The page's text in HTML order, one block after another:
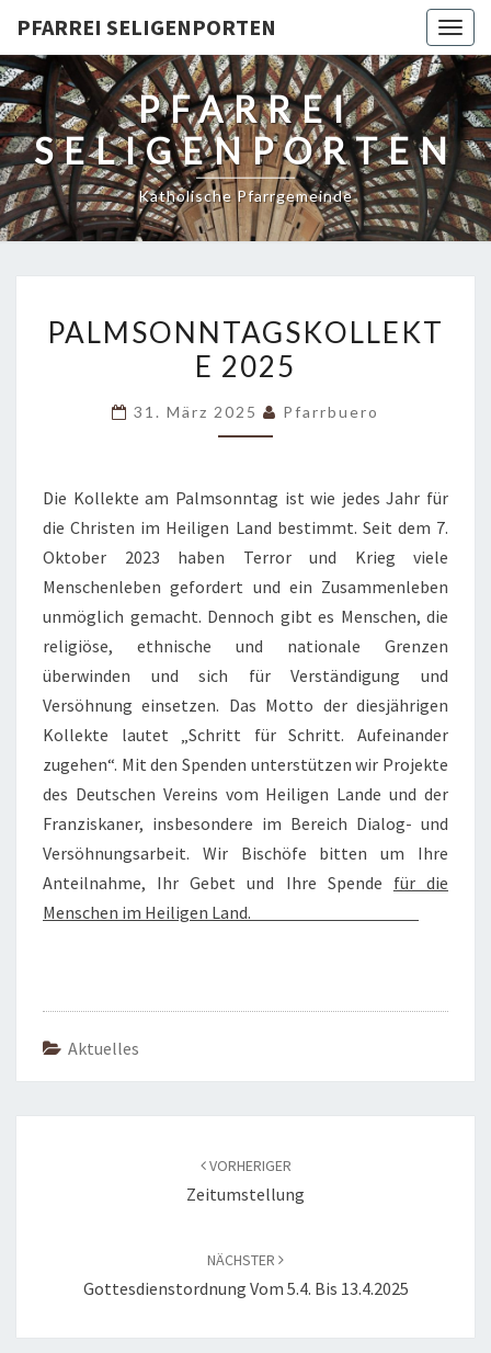
PFARREI SELIGENPORTEN
PFARREI
SELIGENPORTEN
Katholische Pfarrgemeinde
2025
PALMSONNTAGSKOLLEKT
E 2025
31. März 2025 Pfarrbuero
Die Kollekte am Palmsonntag ist wie jedes Jahr für
die Christen im Heiligen Land bestimmt. Seit dem 7.
Oktober 2023 haben Terror und Krieg viele
Menschenleben gefordert und ein Zusammenleben
unmöglich gemacht. Dennoch gibt es Menschen, die
religiöse, ethnische und nationale Grenzen
überwinden und sich für Verständigung und
Versöhnung einsetzen. Das Motto der diesjährigen
Kollekte lautet „Schritt für Schritt. Aufeinander
zugehen“. Mit den Spenden unterstützen wir Projekte
des Deutschen Vereins vom Heiligen Lande und der
Franziskaner, insbesondere im Bereich Dialog- und
Versöhnungsarbeit. Wir Bischöfe bitten um Ihre
Anteilnahme, Ihr Gebet und Ihre Spende für die
Menschen im Heiligen Land.
Aktuelles
VORHERIGER
Zeitumstellung
NÄCHSTER
Gottesdienstordnung Vom 5.4. Bis 13.4.2025